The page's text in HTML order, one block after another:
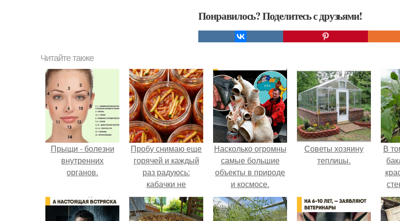
Понравилось? Поделитесь с друзьями!
Читайте также
Прыщи - болезни
внутренних
органов.
Пробу снимаю еще
горячей и каждый
раз радуюсь:
кабачки не
развариваются, а
соус получается
Насколько огромны
самые большие
объекты в природе
и космосе.
Советы хозяину
теплицы.
В